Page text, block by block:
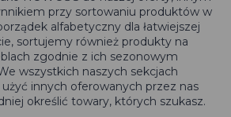
przy sortowaniu produktów w
alfabetyczny dla łatwiejszej
sortujemy również produkty na
zgodnie z ich sezonowym
wszystkich naszych sekcjach
innych oferowanych przez nas
określić towary, których szukasz.